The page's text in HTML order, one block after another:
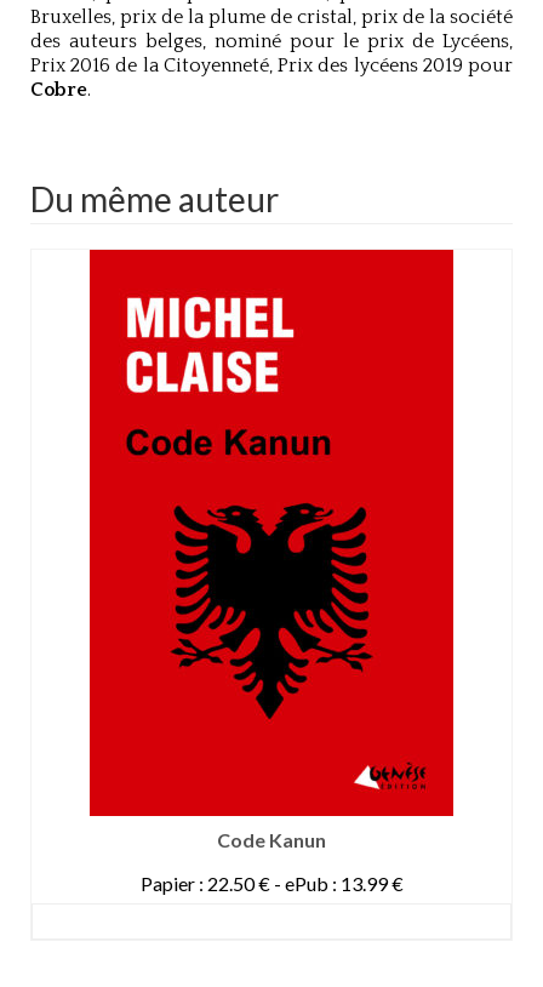
Bruxelles, prix de la plume de cristal, prix de la société
des auteurs belges, nominé pour le prix de Lycéens,
Prix 2016 de la Citoyenneté, Prix des lycéens 2019 pour
Cobre.
Du même auteur
Code Kanun
Papier : 22.50 € - ePub : 13.99 €